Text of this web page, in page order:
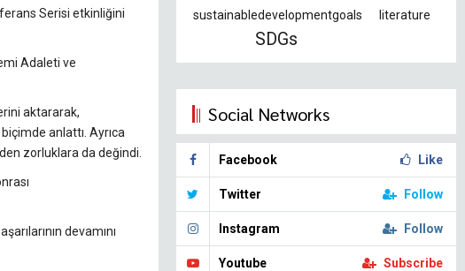
Serisi etkinliğini
Adaleti ve
aktararak,
anlattı. Ayrıca
zorluklara da değindi.
devamını
sustainabledevelopmentgoals literature
SDGs
Social Networks
Facebook Like
Twitter Follow
Instagram Follow
Youtube Subscribe